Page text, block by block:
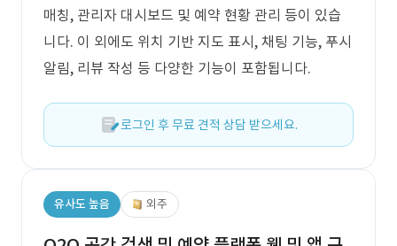
매칭, 관리자 대시보드 및 예약 현황 관리 등이 있습
니다. 이 외에도 위치 기반 지도 표시, 채팅 기능, 푸시
알림, 리뷰 작성 등 다양한 기능이 포함됩니다.
로그인 후 무료 견적 상담 받으세요.
유사도 높음 외주